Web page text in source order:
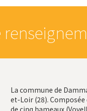
La commune de
et-Loir (28).
de cinq hameaux